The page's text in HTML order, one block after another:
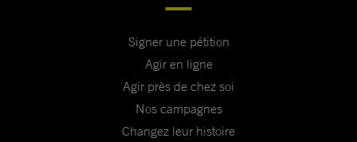
Signer une pétition
Agir en ligne
Agir près de chez soi
Nos campagnes
Changez leur histoire